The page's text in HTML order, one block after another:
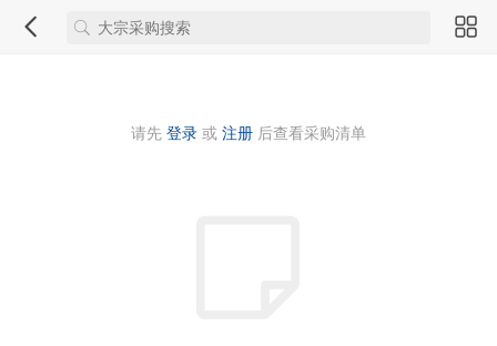
请先 登录 或 注册 后查看采购清单